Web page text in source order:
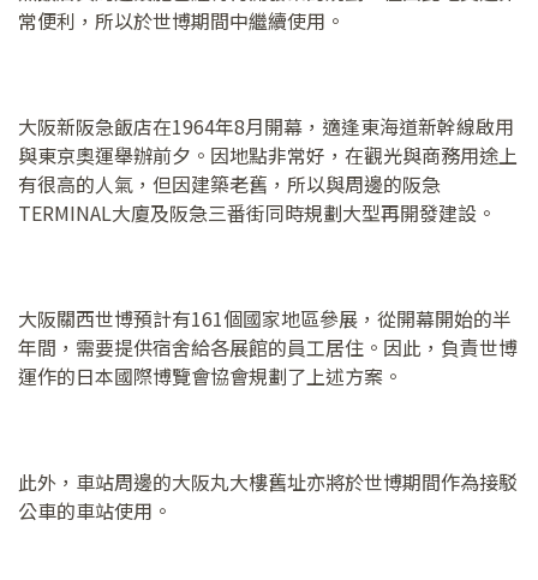
常便利，所以於世博期間中繼續使用。
大阪新阪急飯店在1964年8月開幕，適逢東海道新幹線啟用
與東京奧運舉辦前夕。因地點非常好，在觀光與商務用途上
有很高的人氣，但因建築老舊，所以與周邊的阪急
TERMINAL大廈及阪急三番街同時規劃大型再開發建設。
大阪關西世博預計有161個國家地區參展，從開幕開始的半
年間，需要提供宿舍給各展館的員工居住。因此，負責世博
運作的日本國際博覽會協會規劃了上述方案。
此外，車站周邊的大阪丸大樓舊址亦將於世博期間作為接駁
公車的車站使用。